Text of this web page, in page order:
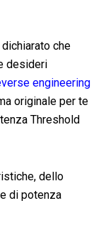
che
desideri
engineering
originale per te
Threshold
dello
di potenza